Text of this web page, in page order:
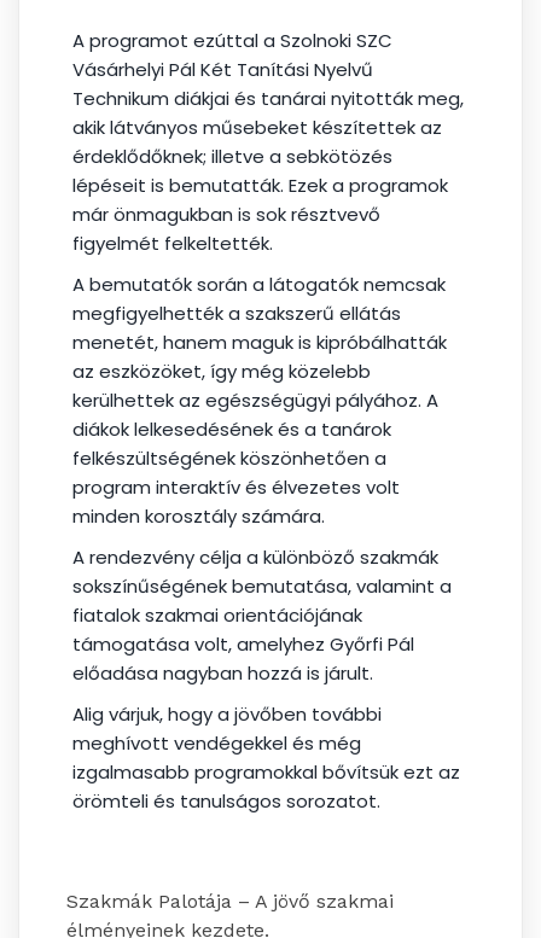
A programot ezúttal a Szolnoki SZC
Vásárhelyi Pál Két Tanítási Nyelvű
Technikum diákjai és tanárai nyitották meg,
akik látványos műsebeket készítettek az
érdeklődőknek; illetve a sebkötözés
lépéseit is bemutatták. Ezek a programok
már önmagukban is sok résztvevő
figyelmét felkeltették.
A bemutatók során a látogatók nemcsak
megfigyelhették a szakszerű ellátás
menetét, hanem maguk is kipróbálhatták
az eszközöket, így még közelebb
kerülhettek az egészségügyi pályához. A
diákok lelkesedésének és a tanárok
felkészültségének köszönhetően a
program interaktív és élvezetes volt
minden korosztály számára.
A rendezvény célja a különböző szakmák
sokszínűségének bemutatása, valamint a
fiatalok szakmai orientációjának
támogatása volt, amelyhez Győrfi Pál
előadása nagyban hozzá is járult.
Alig várjuk, hogy a jövőben további
meghívott vendégekkel és még
izgalmasabb programokkal bővítsük ezt az
örömteli és tanulságos sorozatot.
Szakmák Palotája – A jövő szakmai
élményeinek kezdete.